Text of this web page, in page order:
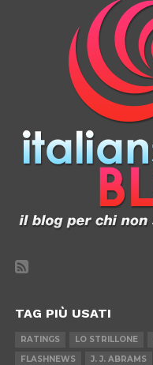
TAG PIÙ USATI
RATINGS LO STRILLONE
FLASHNEWS
J. J. ABRAMS